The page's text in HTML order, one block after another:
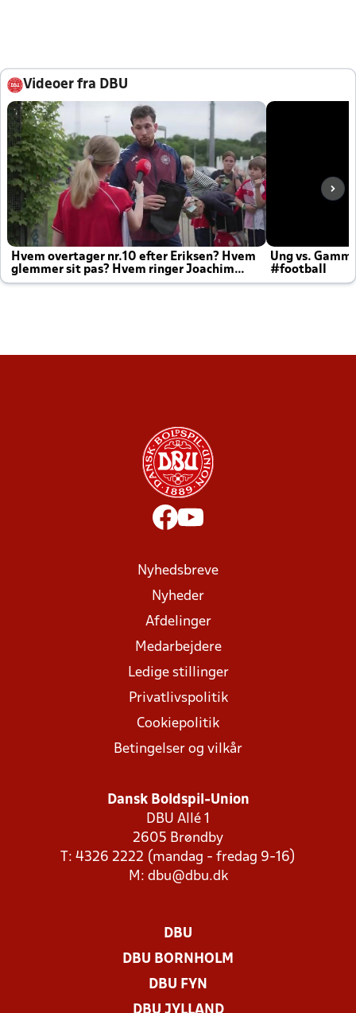
Videoer fra DBU
Hvem overtager nr.10 efter Eriksen? Hvem
glemmer sit pas? Hvem ringer Joachim
altid til efter kampe?
Ung vs.
#football
Nyhedsbreve
Nyheder
Afdelinger
Medarbejdere
Ledige stillinger
Privatlivspolitik
Cookiepolitik
Betingelser og vilkår
Dansk Boldspil-Union
DBU Allé 1
2605 Brøndby
T: 4326 2222 (mandag - fredag 9-16)
M: dbu@dbu.dk
DBU
DBU BORNHOLM
DBU FYN